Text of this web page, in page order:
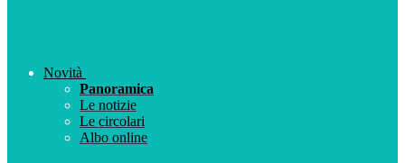
Novità
Panoramica
Le notizie
Le circolari
Albo online